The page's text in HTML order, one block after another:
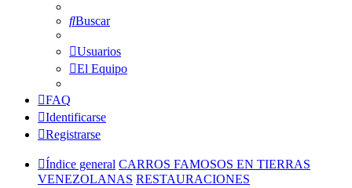
Buscar
Usuarios
El Equipo
FAQ
Identificarse
Registrarse
Índice general CARROS FAMOSOS EN TIERRAS
VENEZOLANAS RESTAURACIONES